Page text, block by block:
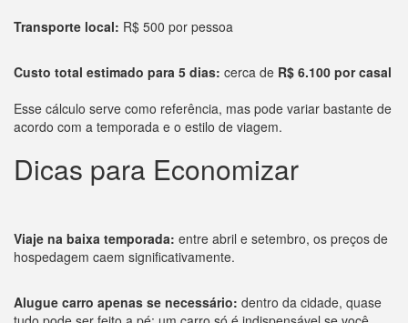
Transporte local: R$ 500 por pessoa
Custo total estimado para 5 dias: cerca de R$ 6.100 por casal
Esse cálculo serve como referência, mas pode variar bastante de
acordo com a temporada e o estilo de viagem.
Dicas para Economizar
Viaje na baixa temporada: entre abril e setembro, os preços de
hospedagem caem significativamente.
Alugue carro apenas se necessário: dentro da cidade, quase